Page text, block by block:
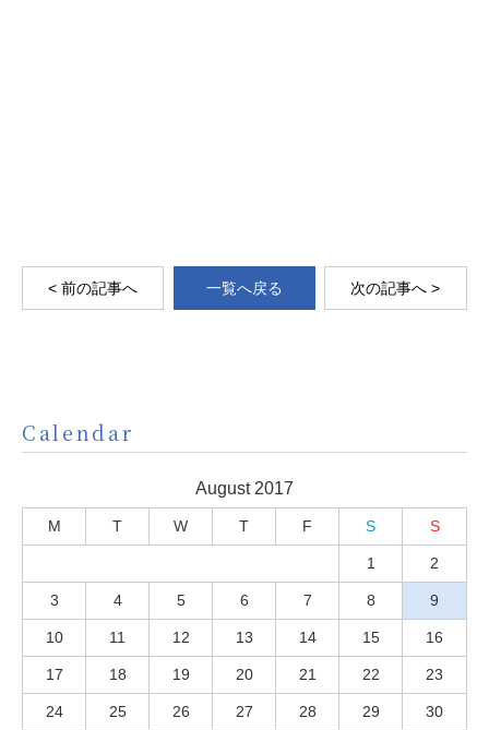
< 前の記事へ 一覧へ戻る 次の記事へ >
Calendar
August 2017
M T W T F S S
1 2
3 4 5 6 7 8 9
10 11 12 13 14 15 16
17 18 19 20 21 22 23
24 25 26 27 28 29 30